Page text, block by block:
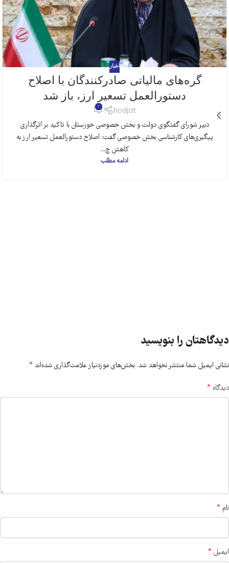
اخبار
گره‌های مالیاتی صادرکنندگان با اصلاح
دستورالعمل تسعیر ارز، باز شد
hodjat
0
دبیر شورای گفتگوی دولت و بخش خصوصی خوزستان با تاکید بر اثرگذاری
پیگیری‌های کارشناسی بخش خصوصی گفت: اصلاح دستورالعمل تسعیر ارز به
کاهش چ...
ادامه مطلب
دیدگاهتان را بنویسید
نشانی ایمیل شما منتشر نخواهد شد. بخش‌های موردنیاز علامت‌گذاری شده‌اند *
دیدگاه *
نام *
ایمیل *